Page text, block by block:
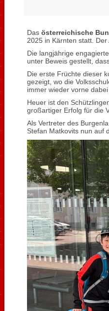
Das österreichische
2025 in Kärnten statt.
Die langjährige
unter Beweis gestellt,
Die erste Früchte dieser
gezeigt, wo die
immer wieder vorne
Heuer ist den
großartiger Erfolg für die
Als Vertreter des
Stefan Matkovits nun auf